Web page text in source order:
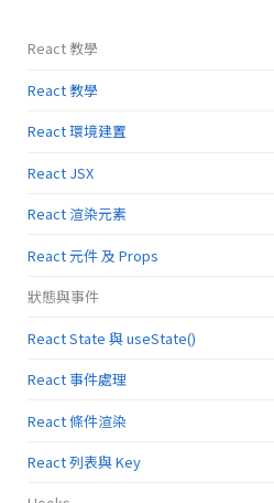
React 教學
React 教學
React 環境建置
React JSX
React 渲染元素
React 元件 及 Props
狀態與事件
React State 與 useState()
React 事件處理
React 條件渲染
React 列表與 Key